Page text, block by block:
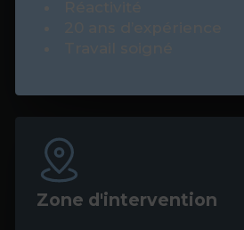
Zone d'intervention